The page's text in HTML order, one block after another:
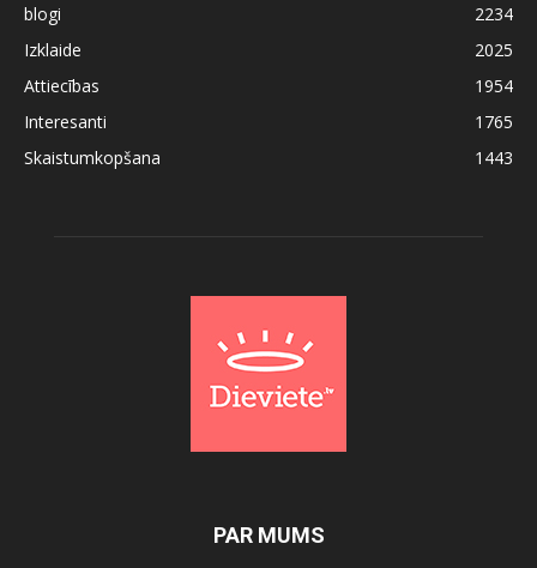
blogi
2234
Izklaide
2025
Attiecības
1954
Interesanti
1765
Skaistumkopšana
1443
PAR MUMS